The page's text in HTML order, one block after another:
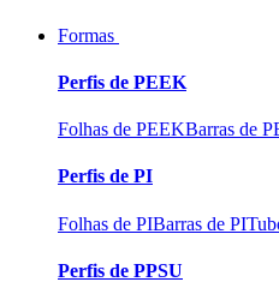
Formas
Perfis de PEEK
Folhas de PEEKBarras de
Perfis de PI
Folhas de PIBarras de PI
Perfis de PPSU